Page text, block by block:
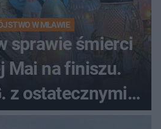
W MŁAWIE
sprawie śmierci
Mai na finiszu.
z ostatecznymi